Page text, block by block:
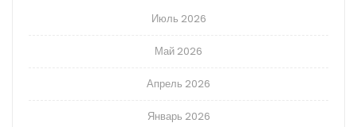
Июль 2026
Май 2026
Апрель 2026
Январь 2026